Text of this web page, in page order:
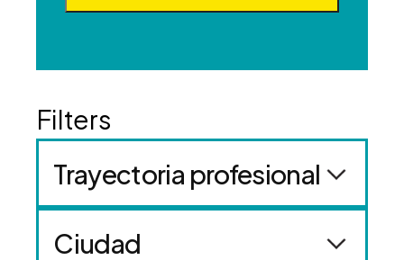
Trayectoria profesional
Ciudad